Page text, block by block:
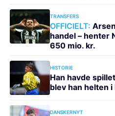
TRANSFERS
OFFICIELT:
handel – henter
650 mio. kr.
HISTORIE
Han havde
blev han helten
DANSKERNYT